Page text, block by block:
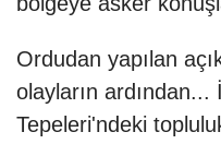
Ordudan yapılan
olayların
Tepeleri'ndeki